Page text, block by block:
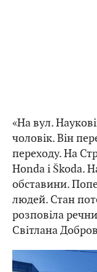
«На вул.
чоловік. Він
переходу. На
Honda і Škoda.
обставини.
людей. Стан
розповіла
Світлана